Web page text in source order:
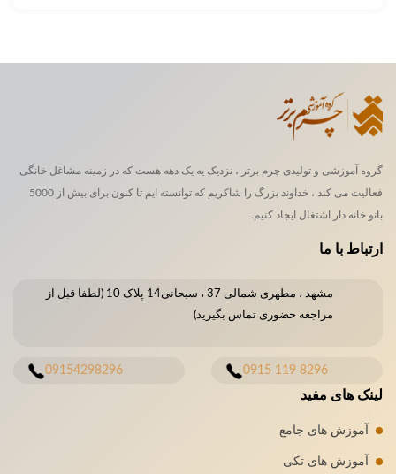
گروه آموزشی و تولیدی چرم برتر ، نزدیک یه یک دهه هست که در زمینه مشاغل خانگی
فعالیت می کند ، خداوند بزرگ را شاکریم که توانسته ایم تا کنون برای بیش از 5000
بانو خانه دار اشتغال ایجاد کنیم.
ارتباط با ما
مشهد ، مطهری شمالی 37 ، سبحانی14 پلاک 10 (لطفا قبل از
مراجعه حضوری تماس بگیرید)
8296 119 0915
09154298296
لینک های مفید
آموزش های جامع
آموزش های تکی